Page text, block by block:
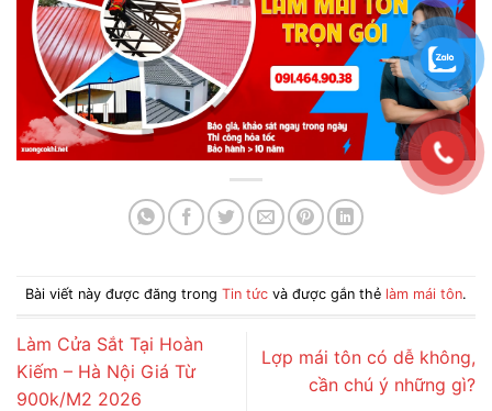
Bài viết này được đăng trong Tin tức và được gắn thẻ làm mái tôn.
Làm Cửa Sắt Tại Hoàn
Kiếm – Hà Nội Giá Từ
900k/M2 2026
Lợp mái tôn có dễ không,
cần chú ý những gì?